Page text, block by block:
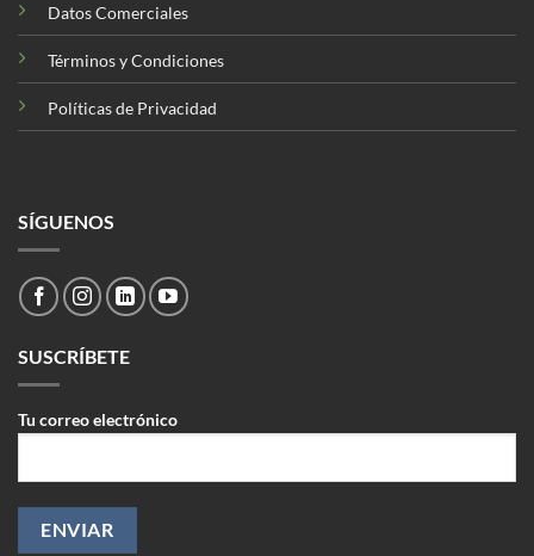
Datos Comerciales
Términos y Condiciones
Políticas de Privacidad
SÍGUENOS
SUSCRÍBETE
Tu correo electrónico